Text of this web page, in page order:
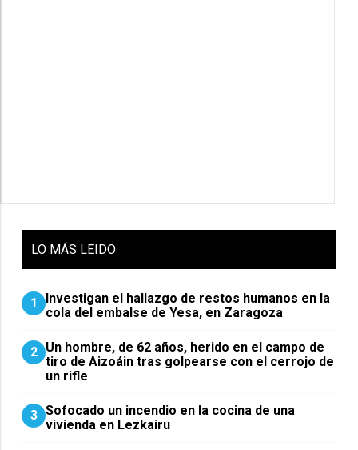
LO MÁS LEIDO
1
Investigan el hallazgo de restos humanos en la
cola del embalse de Yesa, en Zaragoza
2 Un hombre, de 62 años, herido en el campo de
tiro de Aizoáin tras golpearse con el cerrojo de
un rifle
3 Sofocado un incendio en la cocina de una
vivienda en Lezkairu